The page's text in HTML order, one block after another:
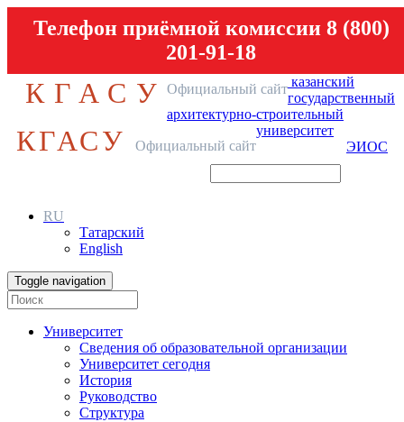
Телефон приёмной комиссии 8 (800)
201-91-18
КГАСУ Официальный сайт казанский
государственный
архитектурно-строительный
университет
КГАСУ Официальный сайт ЭИОС
RU
Татарский
English
Toggle navigation
Университет
Сведения об образовательной организации
Университет сегодня
История
Руководство
Структура